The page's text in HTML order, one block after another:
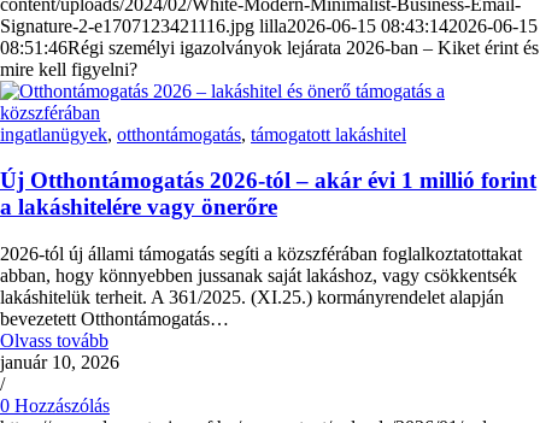
Signature-2-e1707123421116.jpg lilla2026-06-15 08:43:142026-06-15
08:51:46Régi személyi igazolványok lejárata 2026-ban – Kiket érint és
mire kell figyelni?
ingatlanügyek, otthontámogatás, támogatott lakáshitel
Új Otthontámogatás 2026-tól – akár évi 1 millió forint
a lakáshitelére vagy önerőre
2026-tól új állami támogatás segíti a közszférában foglalkoztatottakat
abban, hogy könnyebben jussanak saját lakáshoz, vagy csökkentsék
lakáshitelük terheit. A 361/2025. (XI.25.) kormányrendelet alapján
bevezetett Otthontámogatás…
Olvass tovább
január 10, 2026
/
0 Hozzászólás